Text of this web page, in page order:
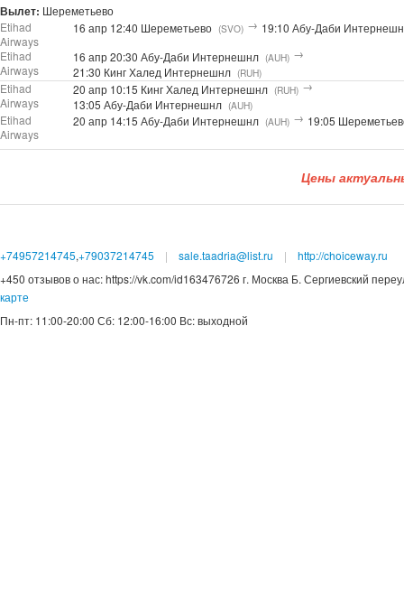
Вылет: Шереметьево
Etihad
Airways
16 апр 12:40 Шереметьево (SVO) → 19:10 Абу-Даби
Etihad
Airways
16 апр 20:30 Абу-Даби Интернешнл (AUH) →
21:30 Кинг Халед Интернешнл (RUH)
Etihad
Airways
20 апр 10:15 Кинг Халед Интернешнл (RUH) →
13:05 Абу-Даби Интернешнл (AUH)
Etihad
Airways
20 апр 14:15 Абу-Даби Интернешнл (AUH) → 19:05
Цены
+74957214745,+79037214745 sale.taadria@list.ru
http://choiceway.ru
+450 отзывов о нас: https://vk.com/id163476726 г. Москва Б. Сергиевский
карте
Пн-пт: 11:00-20:00 Сб: 12:00-16:00 Вс: выходной